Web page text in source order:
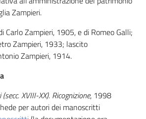
Zampieri.
Carlo Zampieri, 1905, e di Romeo Galli;
Zampieri, 1933; lascito
Zampieri, 1914.
XVIII-XX). Ricognizione, 1998
per autori dei manoscritti